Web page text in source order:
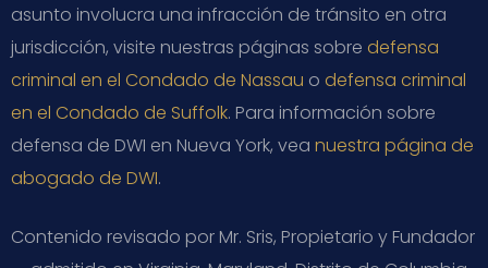
asunto involucra una infracción de tránsito en otra
jurisdicción, visite nuestras páginas sobre defensa
criminal en el Condado de Nassau o defensa criminal
en el Condado de Suffolk. Para información sobre
defensa de DWI en Nueva York, vea nuestra página de
abogado de DWI.
Contenido revisado por Mr. Sris, Propietario y Fundador